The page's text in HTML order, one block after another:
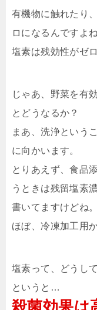
有機物に触れたり
ロになるんですよね
塩素は残効性がゼ
じゃあ、野菜を有
とどうなるか？
まあ、洗浄という
に向かいます。
とりあえず、食品
うときは残留塩素
書いてますけどね。
ほぼ、冷凍加工用
塩素って、どうし
というと…
殺菌効果は